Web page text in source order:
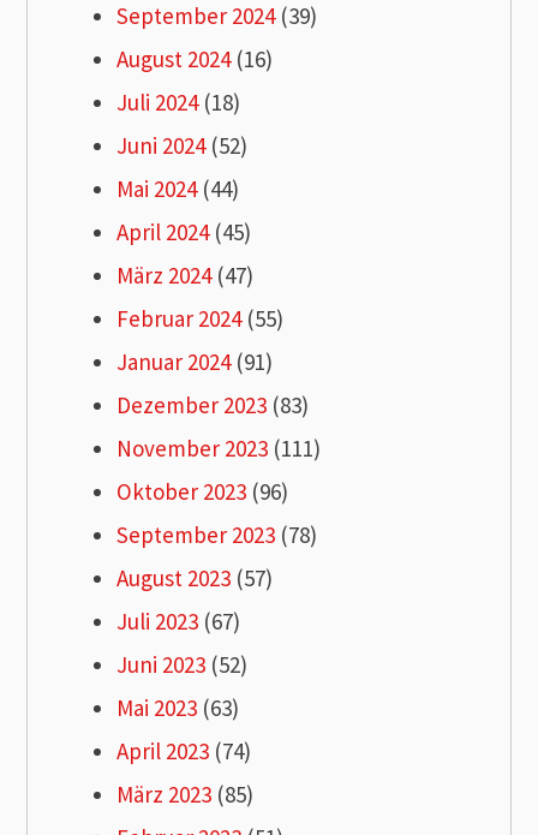
September 2024(39)
August 2024(16)
Juli 2024(18)
Juni 2024(52)
Mai 2024(44)
April 2024(45)
März 2024(47)
Februar 2024(55)
Januar 2024(91)
Dezember 2023 (83)
November 2023 (111)
Oktober 2023 (96)
September 2023 (78)
August 2023 (57)
Juli 2023 (67)
Juni 2023 (52)
Mai 2023 (63)
April 2023 (74)
März 2023 (85)